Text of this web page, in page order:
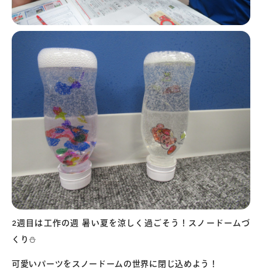
2週目は工作の週 暑い夏を涼しく過ごそう！スノードームづ
くり⛄
可愛いパーツをスノードームの世界に閉じ込めよう！